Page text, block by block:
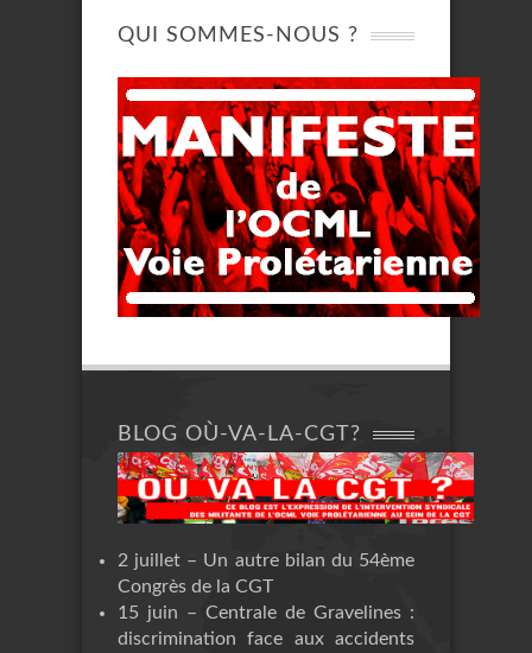
QUI SOMMES-NOUS ?
BLOG OÙ-VA-LA-CGT?
2 juillet – Un autre bilan du 54ème
Congrès de la CGT
15 juin – Centrale de Gravelines :
discrimination face aux accidents